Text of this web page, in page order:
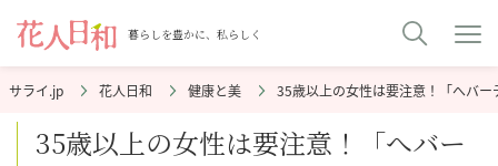
暮らしを豊かに、私らしく
花人日和 健康と美 35歳以上の女性は要注意！「へバ
35歳以上の女性は要注意！「へバー